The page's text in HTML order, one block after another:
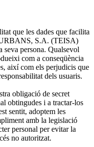
que les dades que facilita
S.A. (TEISA)
seva persona. Qualsevol
com a conseqüència
així com els perjudicis que
dels usuaris.
obligació de secret
obtingudes i a tractar-los
sentit, adoptem les
amb la legislació
personal per evitar la
no autoritzat.